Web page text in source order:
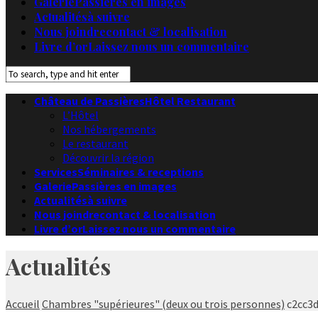
Actualitésà suivre
Nous joindrecontact & localisation
Livre d’orLaissez nous un commentaire
Château de PassièresHôtel Restaurant
L’Hôtel
Nos hébergements
Le restaurant
Découvrir la région
ServicesSéminaires & receptions
GaleriePassières en images
Actualitésà suivre
Nous joindrecontact & localisation
Livre d’orLaissez nous un commentaire
Actualités
Accueil Chambres "supérieures" (deux ou trois personnes)